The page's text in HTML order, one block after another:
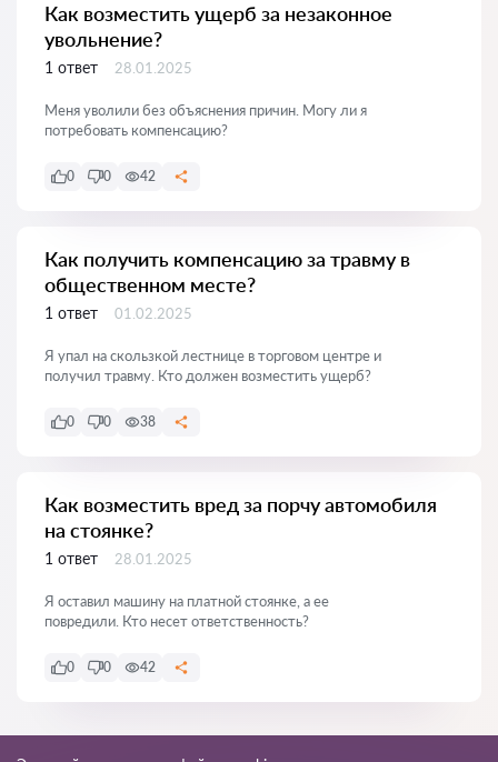
Как возместить ущерб за незаконное
увольнение?
1 ответ 28.01.2025
Меня уволили без объяснения причин. Могу ли я
потребовать компенсацию?
0 0 42
Как получить компенсацию за травму в
общественном месте?
1 ответ 01.02.2025
Я упал на скользкой лестнице в торговом центре и
получил травму. Кто должен возместить ущерб?
0 0 38
Как возместить вред за порчу автомобиля
на стоянке?
1 ответ 28.01.2025
Я оставил машину на платной стоянке, а ее
повредили. Кто несет ответственность?
0 0 42